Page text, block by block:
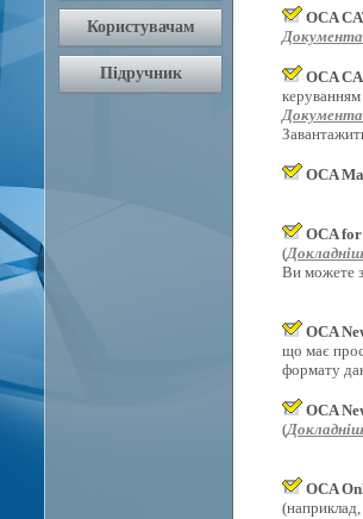
OCA
OCA
OCA
OCA
(
Ви можете
OCA
що має
формату
OCA
(
OCA